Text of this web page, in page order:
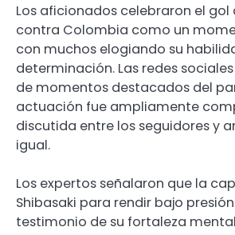
Los aficionados celebraron el gol
contra Colombia como un
con muchos elogiando su
determinación. Las redes
de momentos destacados del
actuación fue ampliamente
discutida entre los seguidores y
igual.
Los expertos señalaron que la
Shibasaki para rendir bajo
testimonio de su fortaleza